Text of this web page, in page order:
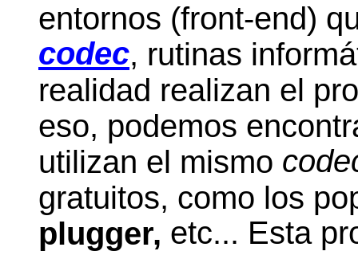
entornos (front-end)
codec, rutinas
realidad realizan el
eso, podemos
utilizan el mismo
gratuitos, como los
plugger, etc... Esta